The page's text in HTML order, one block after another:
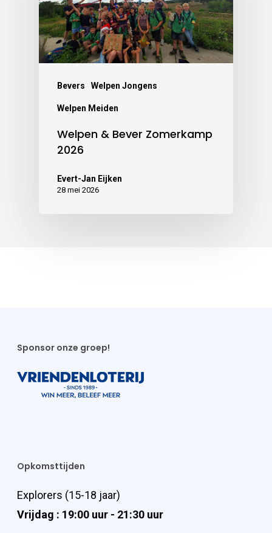
Bevers Welpen Jongens
Welpen Meiden
Welpen & Bever Zomerkamp
2026
Evert-Jan Eijken
28 mei 2026
Sponsor onze groep!
Opkomsttijden
Explorers (15-18 jaar)
Vrijdag : 19:00 uur - 21:30 uur